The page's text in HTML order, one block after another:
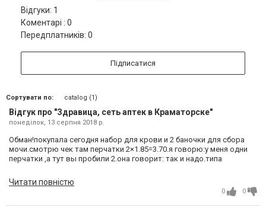
Відгуки: 1
Коментарі : 0
Передплатників: 0
Підписатися
Сортувати по: catalog (1)
Відгук про "Здравица, сеть аптек в Краматорске"
понеділок, 13 серпня 2018 р.
Обман!покупала сегодня набор для крови и 2 баночки для сбора
мочи.смотрю чек там перчатки 2×1.85=3.70.я говорю:у меня одни
перчатки ,а тут вы пробили 2.она говорит: так и надо.типа
грн.в наглую врет......
Читати повністю
0 0